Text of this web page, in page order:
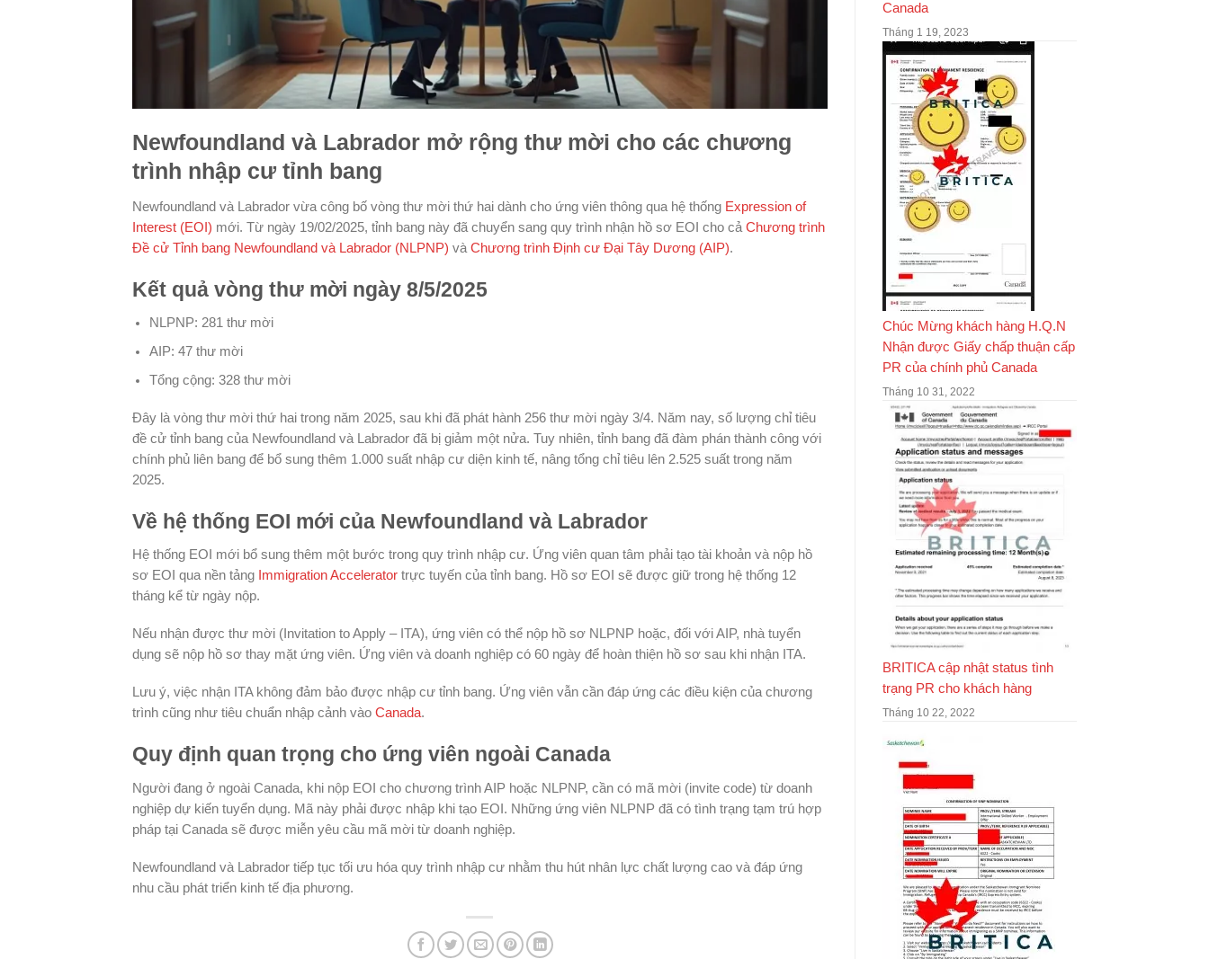
Newfoundland và Labrador mở rộng thư mời cho các chương
trình nhập cư tỉnh bang
Newfoundland và Labrador vừa công bố vòng thư mời thứ hai dành cho ứng viên thông qua hệ thống Expression of
Interest (EOI) mới. Từ ngày 19/02/2025, tỉnh bang này đã chuyển sang quy trình nhận hồ sơ EOI cho cả Chương trình
Đề cử Tỉnh bang Newfoundland và Labrador (NLPNP) và Chương trình Định cư Đại Tây Dương (AIP).
Kết quả vòng thư mời ngày 8/5/2025
NLPNP: 281 thư mời
AIP: 47 thư mời
Tổng cộng: 328 thư mời
Đây là vòng thư mời thứ hai trong năm 2025, sau khi đã phát hành 256 thư mời ngày 3/4. Năm nay, số lượng chỉ tiêu
đề cử tỉnh bang của Newfoundland và Labrador đã bị giảm một nửa. Tuy nhiên, tỉnh bang đã đàm phán thành công với
chính phủ liên bang để bổ sung thêm 1.000 suất nhập cư diện kinh tế, nâng tổng chỉ tiêu lên 2.525 suất trong năm
2025.
Về hệ thống EOI mới của Newfoundland và Labrador
Hệ thống EOI mới bổ sung thêm một bước trong quy trình nhập cư. Ứng viên quan tâm phải tạo tài khoản và nộp hồ
sơ EOI qua nền tảng Immigration Accelerator trực tuyến của tỉnh bang. Hồ sơ EOI sẽ được giữ trong hệ thống 12
tháng kể từ ngày nộp.
Nếu nhận được thư mời (Invitation to Apply – ITA), ứng viên có thể nộp hồ sơ NLPNP hoặc, đối với AIP, nhà tuyển
dụng sẽ nộp hồ sơ thay mặt ứng viên. Ứng viên và doanh nghiệp có 60 ngày để hoàn thiện hồ sơ sau khi nhận ITA.
Lưu ý, việc nhận ITA không đảm bảo được nhập cư tỉnh bang. Ứng viên vẫn cần đáp ứng các điều kiện của chương
trình cũng như tiêu chuẩn nhập cảnh vào Canada.
Quy định quan trọng cho ứng viên ngoài Canada
Người đang ở ngoài Canada, khi nộp EOI cho chương trình AIP hoặc NLPNP, cần có mã mời (invite code) từ doanh
nghiệp dự kiến tuyển dụng. Mã này phải được nhập khi tạo EOI. Những ứng viên NLPNP đã có tình trạng tạm trú hợp
pháp tại Canada sẽ được miễn yêu cầu mã mời từ doanh nghiệp.
Newfoundland và Labrador tiếp tục tối ưu hóa quy trình nhập cư nhằm thu hút nhân lực chất lượng cao và đáp ứng
nhu cầu phát triển kinh tế địa phương.
Canada
Tháng 1 19, 2023
Chúc Mừng khách hàng H.Q.N
Nhận được Giấy chấp thuận cấp
PR của chính phủ Canada
Tháng 10 31, 2022
BRITICA cập nhật status tình
trạng PR cho khách hàng
Tháng 10 22, 2022